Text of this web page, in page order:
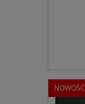
NOWOŚĆ